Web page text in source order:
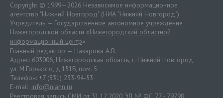
Copyright © 1999—2026 Независимое информационное
агентство "Нижний Новгород" (НИА "Нижний Новгород")
Учредитель — Государственное автономное учреждение
Нижегородской области «Нижегородский областной
информационный центр»
Главный редактор — Назарова А.В.
Адрес: 603006, Нижегородская область, г. Нижний Новгород.
ул. М.Горького, д.151Б, пом. 5
Телефон: +7 (831) 233-94-53
E-mail: info@niann.ru
Реестровая запись СМИ от 31.12.2020 ЭЛ № ФС 77 - 79798.